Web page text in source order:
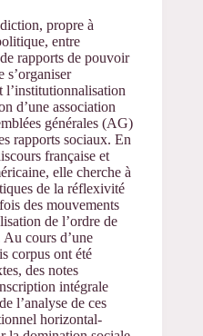
propre à
entre
rapports de pouvoir
s’organiser
l’institutionnalisation
d’une association
générales (AG)
rapports sociaux. En
française et
elle cherche à
de la réflexivité
des mouvements
de l’ordre de
Au cours d’une
corpus ont été
des notes
intégrale
l’analyse de ces
horizontal-